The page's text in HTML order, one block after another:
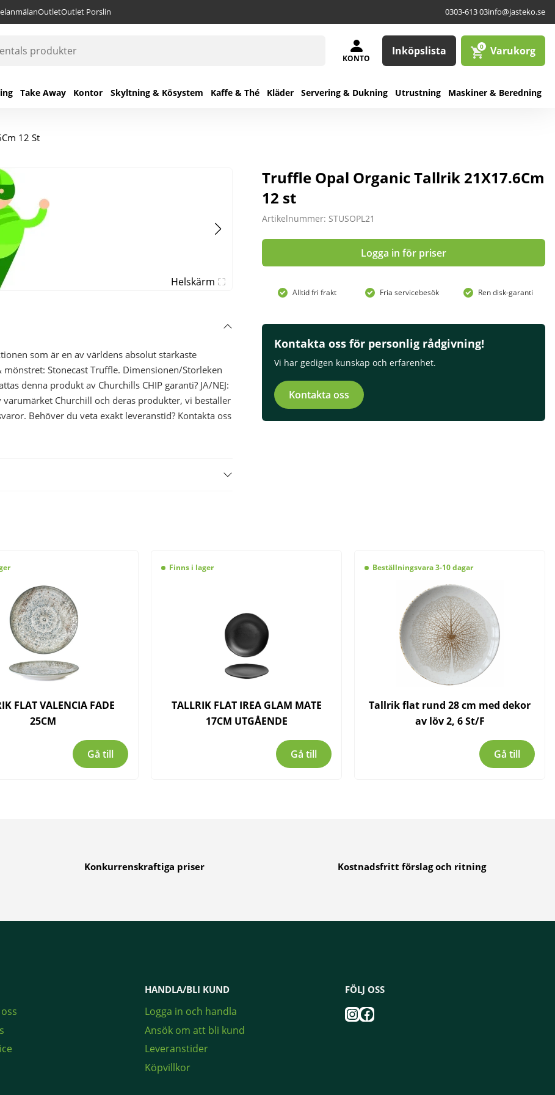
OutletOutlet Porslin 0303-613 03info@jasteko.se
KONTO
Inköpslista 0 Varukorg
Take Away Kontor Skyltning & Kösystem Kaffe & Thé Kläder Servering & Dukning Utrustning Maskiner & Beredning
12 St
Helskärm
Truffle Opal Organic Tallrik 21X17.6Cm
12 st
Artikelnummer: STUSOPL21
Logga in för priser
Alltid fri frakt Fria servicebesök Ren disk-garanti
Kontakta oss för personlig rådgivning!
Vi har gedigen kunskap och erfarenhet.
Kontakta oss
som är en av världens absolut starkaste
Stonecast Truffle. Dimensionen/Storleken
denna produkt av Churchills CHIP garanti? JA/NEJ:
varumärket Churchill och deras produkter, vi beställer
Behöver du veta exakt leveranstid? Kontakta oss
FLAT VALENCIA FADE
25CM
Gå till
Finns i lager
TALLRIK FLAT IREA GLAM MATE
17CM UTGÅENDE
Gå till
Beställningsvara 3-10 dagar
Tallrik flat rund 28 cm med dekor
av löv 2, 6 St/F
Gå till
Konkurrenskraftiga priser Kostnadsfritt förslag och ritning
HANDLA/BLI KUND
Logga in och handla
Ansök om att bli kund
Leveranstider
Köpvillkor
FÖLJ OSS
Instagram
Facebook